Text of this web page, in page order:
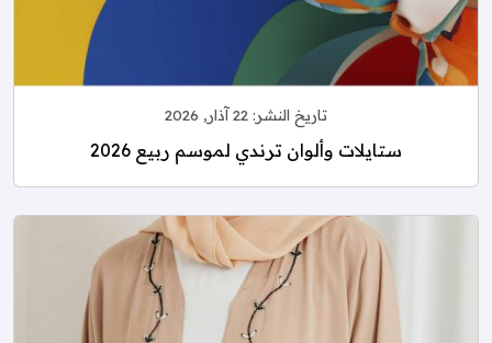
تاريخ النشر: 22 آذار, 2026
ستايلات وألوان ترندي لموسم ربيع 2026